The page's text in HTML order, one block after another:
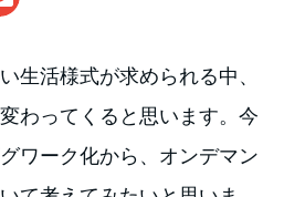
生活様式が求められる中、
わってくると思います。今
ワーク化から、オンデマン